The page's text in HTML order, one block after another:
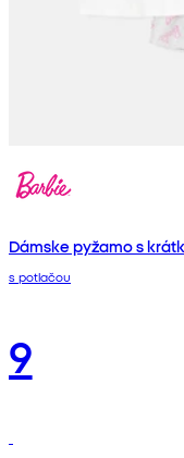
Dámske pyžamo s
s potlačou
9